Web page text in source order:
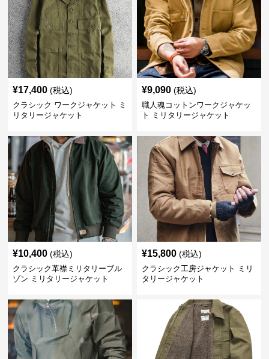
¥17,400 (税込)
クラシック ワークジャケット ミ
リタリージャケット
¥9,090 (税込)
職人魂コットンワークジャケッ
ト ミリタリージャケット
¥10,400 (税込)
クラシック革襟ミリタリーブル
ゾン ミリタリージャケット
¥15,800 (税込)
クラシック工房ジャケット ミリ
タリージャケット